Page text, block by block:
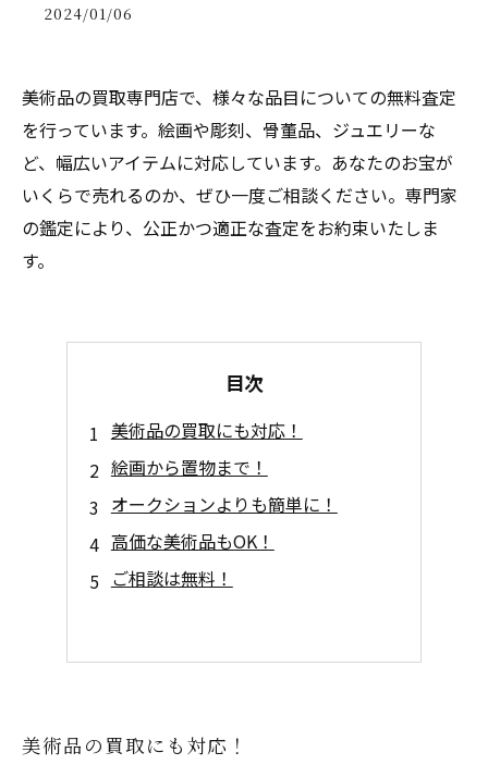
2024/01/06
美術品の買取専門店で、様々な品目についての無料査定
を行っています。絵画や彫刻、骨董品、ジュエリーな
ど、幅広いアイテムに対応しています。あなたのお宝が
いくらで売れるのか、ぜひ一度ご相談ください。専門家
の鑑定により、公正かつ適正な査定をお約束いたしま
す。
目次
美術品の買取にも対応！
絵画から置物まで！
オークションよりも簡単に！
高価な美術品もOK！
ご相談は無料！
美術品の買取にも対応！